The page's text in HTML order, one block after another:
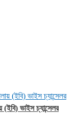
ভাইস চ্যান্সেলর